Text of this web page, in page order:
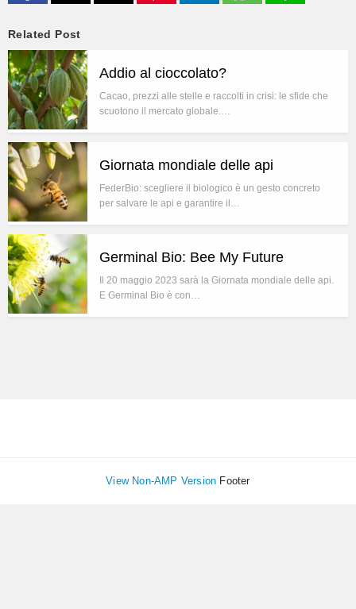
Related Post
Addio al cioccolato?
Cacao, prezzi alle stelle e raccolti in crisi: le sfide che
scuotono il mercato globale.…
Giornata mondiale delle api
FederBio: scegliere il biologico è un gesto concreto
per salvare le api e garantire il…
Germinal Bio: Bee My Future
Il 20 maggio 2023 sarà la Giornata mondiale delle api.
E Germinal Bio è con…
View Non-AMP Version Footer